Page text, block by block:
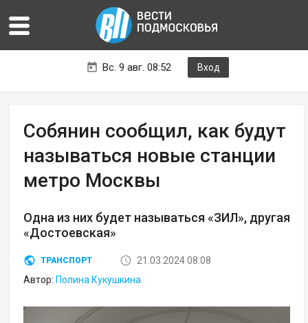
Вс. 9 авг. 08:52 Вход
Собянин сообщил, как будут
называться новые станции
метро Москвы
Одна из них будет называться «ЗИЛ», другая
«Достоевская»
ТРАНСПОРТ
21.03.2024 08:08
Автор: Полина Кукушкина